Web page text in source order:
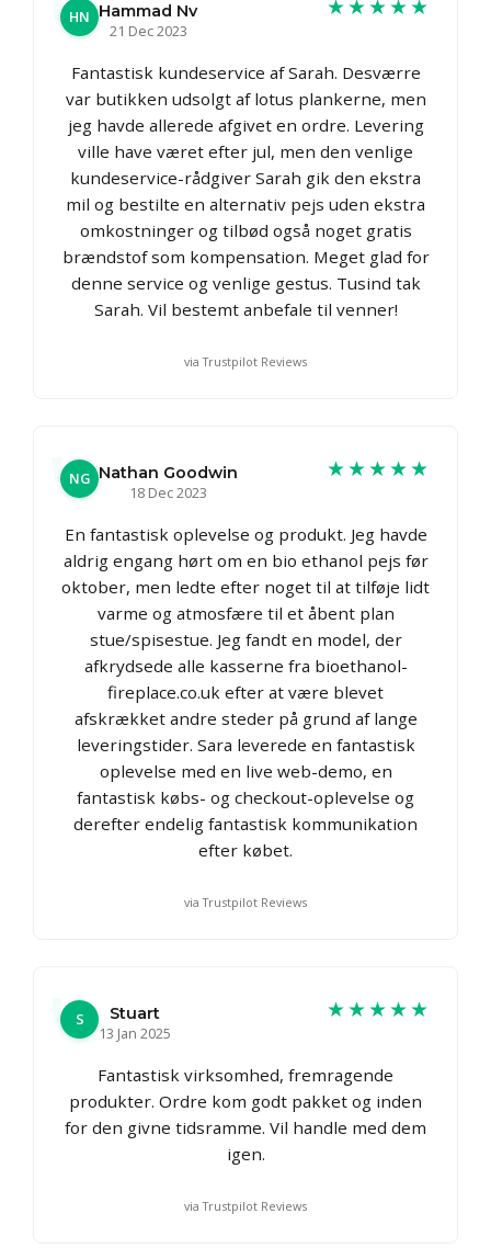
HN Hammad Nv
21 Dec 2023
★★★★★
Fantastisk kundeservice af Sarah. Desværre
var butikken udsolgt af lotus plankerne, men
jeg havde allerede afgivet en ordre. Levering
ville have været efter jul, men den venlige
kundeservice-rådgiver Sarah gik den ekstra
mil og bestilte en alternativ pejs uden ekstra
omkostninger og tilbød også noget gratis
brændstof som kompensation. Meget glad for
denne service og venlige gestus. Tusind tak
Sarah. Vil bestemt anbefale til venner!
via Trustpilot Reviews
NG Nathan Goodwin
18 Dec 2023
★★★★★
En fantastisk oplevelse og produkt. Jeg havde
aldrig engang hørt om en bio ethanol pejs før
oktober, men ledte efter noget til at tilføje lidt
varme og atmosfære til et åbent plan
stue/spisestue. Jeg fandt en model, der
afkrydsede alle kasserne fra bioethanol-
fireplace.co.uk efter at være blevet
afskrækket andre steder på grund af lange
leveringstider. Sara leverede en fantastisk
oplevelse med en live web-demo, en
fantastisk købs- og checkout-oplevelse og
derefter endelig fantastisk kommunikation
efter købet.
via Trustpilot Reviews
S
Stuart
13 Jan 2025
★★★★★
Fantastisk virksomhed, fremragende
produkter. Ordre kom godt pakket og inden
for den givne tidsramme. Vil handle med dem
igen.
via Trustpilot Reviews